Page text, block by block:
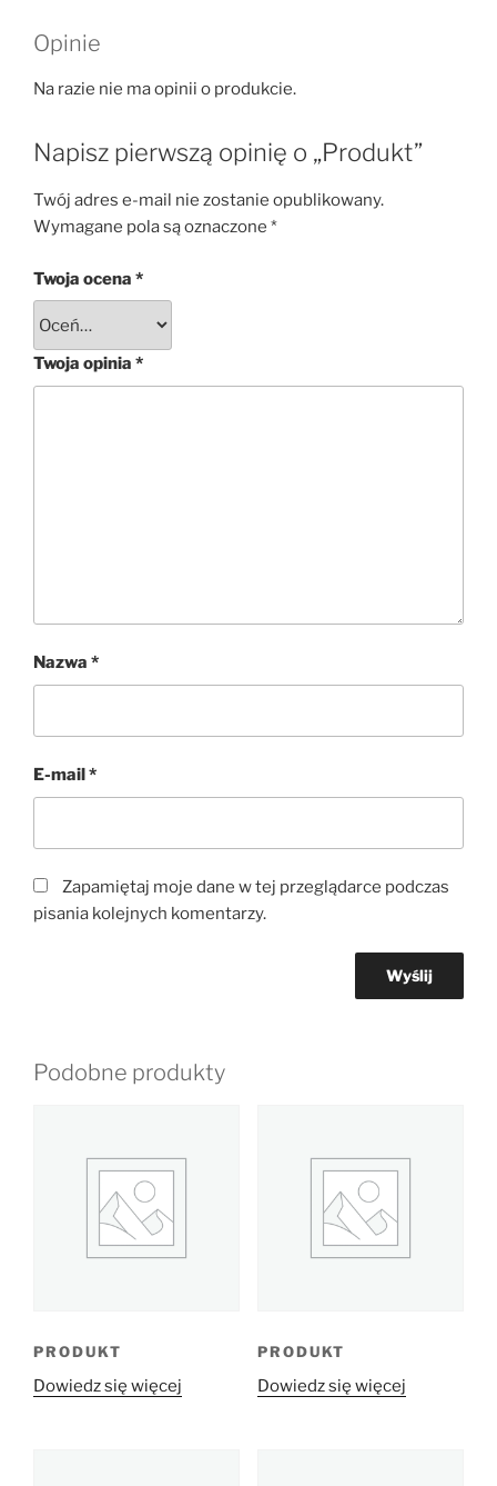
Opinie
Na razie nie ma opinii o produkcie.
Napisz pierwszą opinię o „Produkt”
Twój adres e-mail nie zostanie opublikowany.
Wymagane pola są oznaczone *
Twoja ocena *
Twoja opinia *
Nazwa *
E-mail*
Zapamiętaj moje dane w tej przeglądarce podczas
pisania kolejnych komentarzy.
Podobne produkty
PRODUKT
Dowiedz się więcej
PRODUKT
Dowiedz się więcej